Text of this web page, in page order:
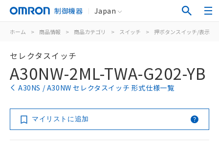
制御機器 Japan
ホーム > 商品情報 > 商品カテゴリ > スイッチ > 押ボタンスイッチ/表示灯
セレクタスイッチ
A30NW-2ML-TWA-G202-YB
A30NS / A30NW セレクタスイッチ 形式仕様一覧
マイリストに追加